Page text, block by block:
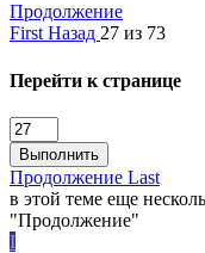
Продолжение
First Назад 27 из 73
Перейти к странице
Выполнить
Продолжение Last
в этой теме еще
"Продолжение"
I